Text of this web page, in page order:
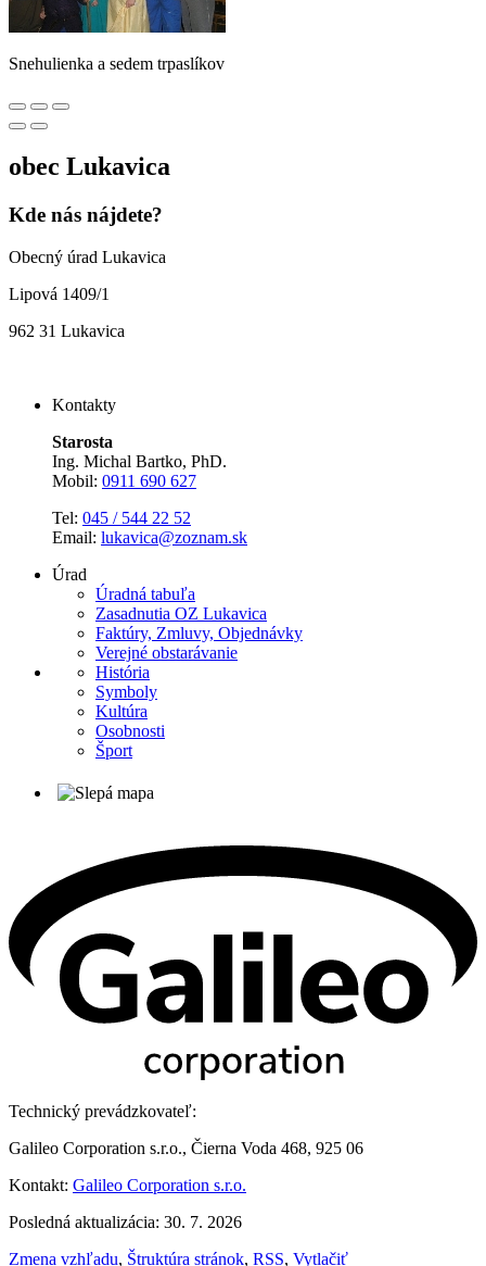
Snehulienka a sedem trpaslíkov
obec Lukavica
Kde nás nájdete?
Obecný úrad Lukavica
Lipová 1409/1
962 31 Lukavica
Kontakty
Starosta
Ing. Michal Bartko, PhD.
Mobil: 0911 690 627
Tel: 045 / 544 22 52
Email: lukavica@zoznam.sk
Úrad
Úradná tabuľa
Zasadnutia OZ Lukavica
Faktúry, Zmluvy, Objednávky
Verejné obstarávanie
História
Symboly
Kultúra
Osobnosti
Šport
Technický prevádzkovateľ:
Galileo Corporation s.r.o., Čierna Voda 468, 925 06
Kontakt: Galileo Corporation s.r.o.
Posledná aktualizácia: 30. 7. 2026
Zmena vzhľadu, Štruktúra stránok, RSS, Vytlačiť